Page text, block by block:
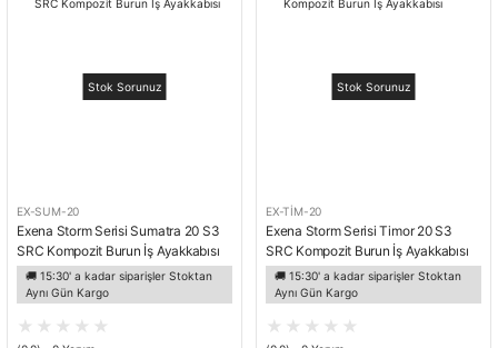
Stok Sorunuz
EX-SUM-20
Exena Storm Serisi Sumatra 20 S3
SRC Kompozit Burun İş Ayakkabısı
🚚 15:30' a kadar siparişler Stoktan
Aynı Gün Kargo
Stok Sorunuz
EX-TİM-20
Exena Storm Serisi Timor 20 S3
SRC Kompozit Burun İş Ayakkabısı
🚚 15:30' a kadar siparişler Stoktan
Aynı Gün Kargo